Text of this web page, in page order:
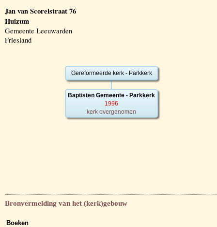
Jan van Scorelstraat 76
Huizum
Gemeente Leeuwarden
Friesland
Gereformeerde kerk - Parkkerk
Baptisten Gemeente - Parkkerk
1996
kerk overgenomen
Bronvermelding van het (kerk)gebouw
Boeken